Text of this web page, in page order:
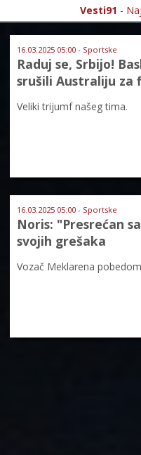
Vesti91 -
16.03.2025 05:00 - Sportske
Raduj se, Srbijo!
srušili Australiju za
Veliki trijumf našeg tima.
16.03.2025 05:00 - Sportske
Noris: "Presrećan
svojih grešaka
Vozač Meklarena